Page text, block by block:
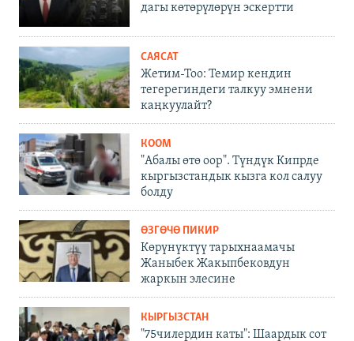
дагы көтөрүлөрүн эскертти
САЯСАТ
Жетим-Тоо: Темир кендин
тегерегиндеги талкуу эмнени
каңкуулайт?
КООМ
"Абалы өтө оор". Түндүк Кипрде
кыргызстандык кызга кол салуу
болду
ӨЗГӨЧӨ ПИКИР
Көрүнүктүү тарыхнаамачы
Жаныбек Жакыпбековдун
жаркын элесине
КЫРГЫЗСТАН
"75чилердин каты": Шаардык сот